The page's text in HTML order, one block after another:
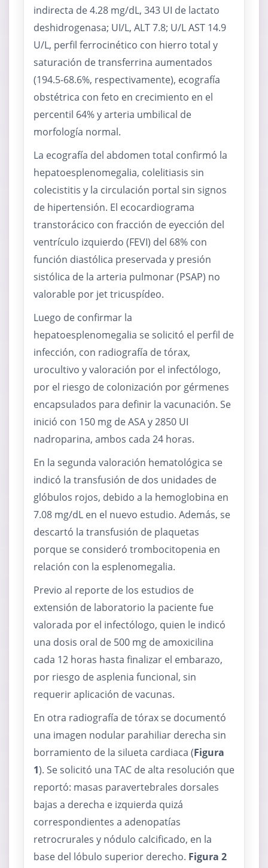
indirecta de 4.28 mg/dL, 343 UI de lactato
deshidrogenasa; UI/L, ALT 7.8; U/L AST 14.9
U/L, perfil ferrocinético con hierro total y
saturación de transferrina aumentados
(194.5-68.6%, respectivamente), ecografía
obstétrica con feto en crecimiento en el
percentil 64% y arteria umbilical de
morfología normal.
La ecografía del abdomen total confirmó la
hepatoesplenomegalia, colelitiasis sin
colecistitis y la circulación portal sin signos
de hipertensión. El ecocardiograma
transtorácico con fracción de eyección del
ventrículo izquierdo (FEVI) del 68% con
función diastólica preservada y presión
sistólica de la arteria pulmonar (PSAP) no
valorable por jet tricuspídeo.
Luego de confirmar la
hepatoesplenomegalia se solicitó el perfil de
infección, con radiografía de tórax,
urocultivo y valoración por el infectólogo,
por el riesgo de colonización por gérmenes
encapsulados para definir la vacunación. Se
inició con 150 mg de ASA y 2850 UI
nadroparina, ambos cada 24 horas.
En la segunda valoración hematológica se
indicó la transfusión de dos unidades de
glóbulos rojos, debido a la hemoglobina en
7.08 mg/dL en el nuevo estudio. Además, se
descartó la transfusión de plaquetas
porque se consideró trombocitopenia en
relación con la esplenomegalia.
Previo al reporte de los estudios de
extensión de laboratorio la paciente fue
valorada por el infectólogo, quien le indicó
una dosis oral de 500 mg de amoxicilina
cada 12 horas hasta finalizar el embarazo,
por riesgo de asplenia funcional, sin
requerir aplicación de vacunas.
En otra radiografía de tórax se documentó
una imagen nodular parahiliar derecha sin
borramiento de la silueta cardiaca (Figura
1). Se solicitó una TAC de alta resolución que
reportó: masas paravertebrales dorsales
bajas a derecha e izquierda quizá
correspondientes a adenopatías
retrocrurales y nódulo calcificado, en la
base del lóbulo superior derecho. Figura 2